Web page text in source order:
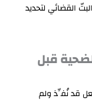
القضائي لتحديد
قبل
قد نُفِّذ ولم